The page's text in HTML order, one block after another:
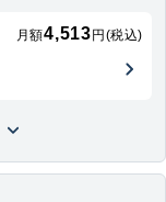
月額4,513 円(税込)